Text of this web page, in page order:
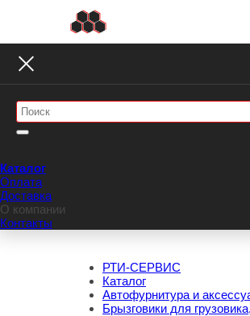
Каталог
Оплата
Доставка
О компании
Контакты
РТИ-СЕРВИС
Каталог
Автофурнитура и
Брызговики для